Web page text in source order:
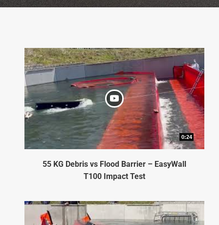
0:24
55 KG Debris vs Flood Barrier – EasyWall
T100 Impact Test